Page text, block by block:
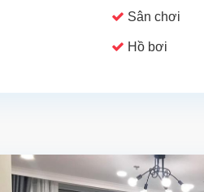
Sân chơi
Hồ bơi